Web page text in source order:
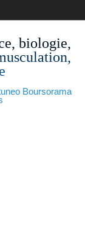
biologie,
Boursorama